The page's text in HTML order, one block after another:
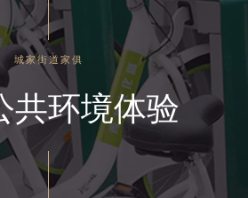
城家街道家俱
共环境体验